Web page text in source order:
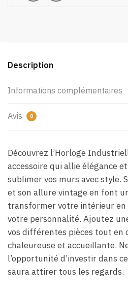
Description
Informations complémentaires
Avis 0
Découvrez l’Horloge
accessoire qui allie élégance
sublimer vos murs avec style.
et son allure vintage en font
transformer votre intérieur
votre personnalité. Ajoutez
vos différentes pièces tout en
chaleureuse et accueillante.
l’opportunité d’investir dans
saura attirer tous les regards.